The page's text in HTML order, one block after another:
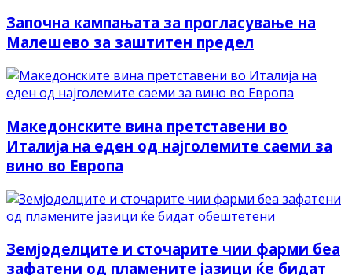
Започна кампањата за прогласување на
Малешево за заштитен предел
Македонските вина претставени во
Италија на еден од најголемите саеми за
вино во Европа
Земјоделците и сточарите чии фарми беа
зафатени од пламените јазици ќе бидат